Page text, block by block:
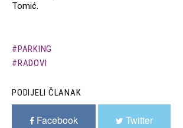
Tomić.
PARKING
RADOVI
PODIJELI ČLANAK
Facebook Twitter